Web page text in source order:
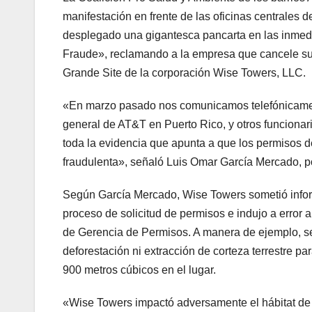
manifestación en frente de las oficinas centrales
desplegado una gigantesca pancarta en las
Fraude», reclamando a la empresa que cancele
Grande Site de la corporación Wise Towers, LLC.
«En marzo pasado nos comunicamos
general de AT&T en Puerto Rico, y otros
toda la evidencia que apunta a que los permisos
fraudulenta», señaló Luis Omar García Mercado,
Según García Mercado, Wise Towers sometió
proceso de solicitud de permisos e indujo a error
de Gerencia de Permisos. A manera de ejemplo,
deforestación ni extracción de corteza terrestre
900 metros cúbicos en el lugar.
«Wise Towers impactó adversamente el hábitat